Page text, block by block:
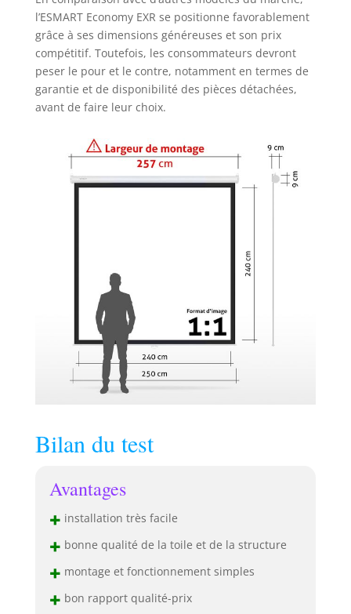
l’ESMART Economy EXR se positionne favorablement
grâce à ses dimensions généreuses et son prix
compétitif. Toutefois, les consommateurs devront
peser le pour et le contre, notamment en termes de
garantie et de disponibilité des pièces détachées,
avant de faire leur choix.
Bilan du test
Avantages
+ installation très facile
+ bonne qualité de la toile et de la structure
+ montage et fonctionnement simples
+ bon rapport qualité-prix